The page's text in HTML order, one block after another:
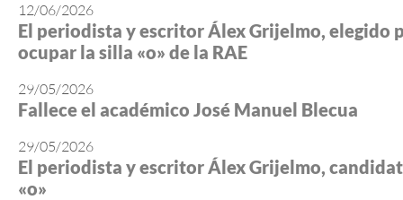
12/06/2026
El periodista y escritor Álex Grijelmo, elegido
ocupar la silla «o» de la RAE
29/05/2026
Fallece el académico José Manuel Blecua
29/05/2026
El periodista y escritor Álex Grijelmo,
«o»